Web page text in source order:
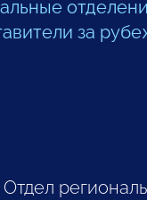
за
Отдел